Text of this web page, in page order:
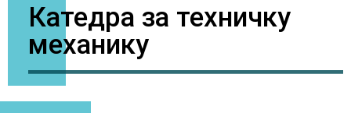
Катедра за техничку
механику